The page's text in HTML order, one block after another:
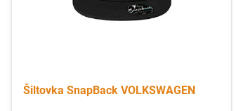
Šiltovka SnapBack VOLKSWAGEN